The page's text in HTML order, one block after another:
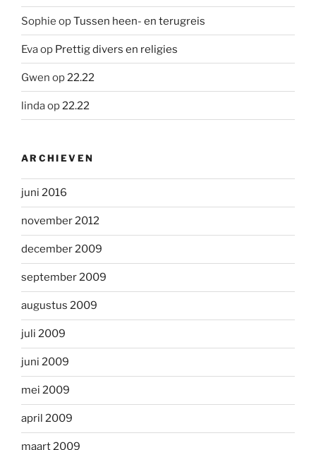
Sophie opTussen heen- en terugreis
Evaop Prettig divers en religies
Gwen op22.22
lindaop22.22
ARCHIEVEN
juni 2016
november 2012
december 2009
september 2009
augustus 2009
juli 2009
juni 2009
mei 2009
april 2009
maart 2009